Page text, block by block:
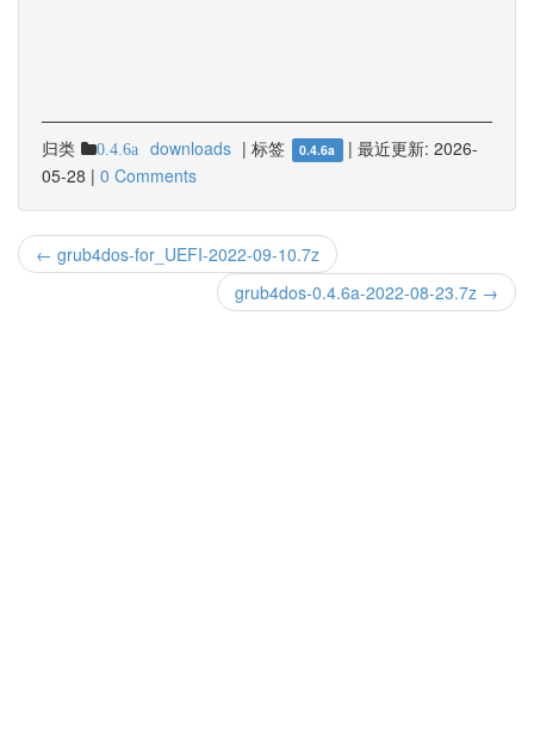
归类 0.4.6a downloads | 标签 0.4.6a | 最近更新: 2026-
05-28 | 0 Comments
← grub4dos-for_UEFI-2022-09-10.7z
grub4dos-0.4.6a-2022-08-23.7z →